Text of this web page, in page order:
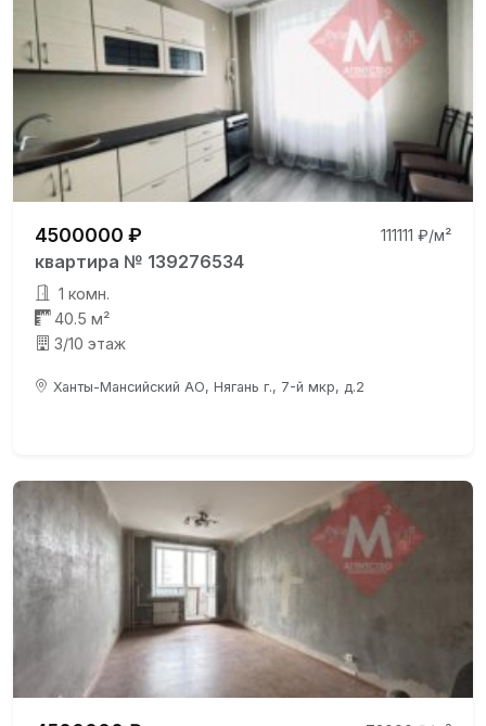
4500000 ₽ 111111 ₽/м²
квартира № 139276534
1 комн.
40.5 м²
3/10 этаж
Ханты-Мансийский АО, Нягань г., 7-й мкр, д.2